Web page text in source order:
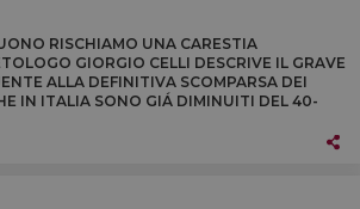
WINENEWS TV
RISCHIAMO UNA CARESTIA
GIORGIO CELLI DESCRIVE IL GRAVE
ALLA DEFINITIVA SCOMPARSA DEI
IN ITALIA SONO GIÁ DIMINUITI DEL 40-